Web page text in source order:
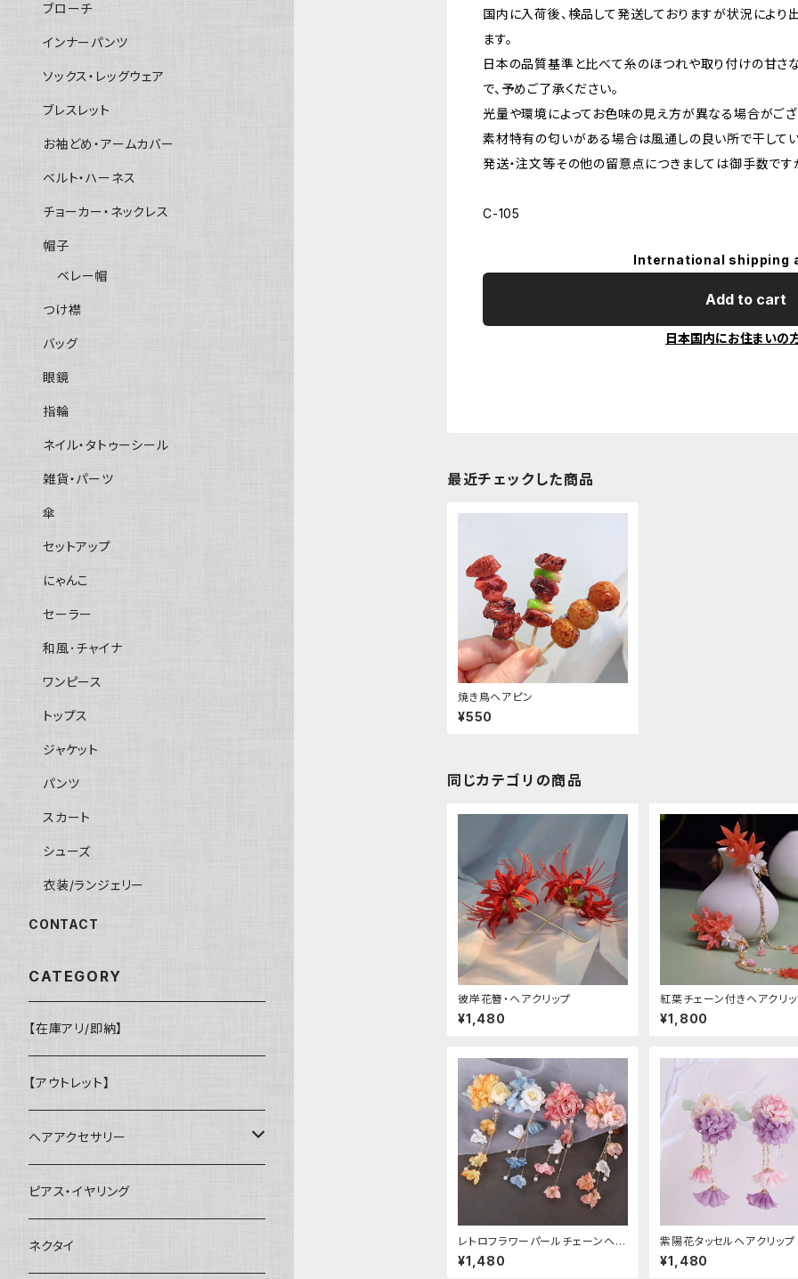
国内に入荷後、検品して発送しておりますが状況によ
ます。
日本の品質基準と比べて糸のほつれや取り付けの甘さ
で、予めご了承ください。
光量や環境によってお色味の見え方が異なる場合がござ
素材特有の匂いがある場合は風通しの良い所で干して
発送・注文等その他の留意点につきましては御手数で
C-105
International shipping
Add to cart
日本国内にお住まいの
最近チェックした商品
焼き鳥ヘアピン
¥550
同じカテゴリの商品
彼岸花簪・ヘアクリップ
¥1,480
紅葉チェーン付きヘアクリ
¥1,800
レトロフラワーパールチェーンヘア
クリップ
¥1,480
紫陽花タッセルヘアクリップ
¥1,480
ブローチ
インナーパンツ
ソックス・レッグウェア
ブレスレット
お袖どめ・アームカバー
ベルト・ハーネス
チョーカー・ネックレス
帽子
ベレー帽
つけ襟
バッグ
眼鏡
指輪
ネイル・タトゥーシール
雑貨・パーツ
傘
セットアップ
にゃんこ
セーラー
和風･チャイナ
ワンピース
トップス
ジャケット
パンツ
スカート
シューズ
衣装/ランジェリー
CONTACT
CATEGORY
【在庫アリ/即納】
【アウトレット】
ヘアアクセサリー
ヘアクリップ
ヘッドドレス・カチューシャ
ピアス・イヤリング
ネクタイ